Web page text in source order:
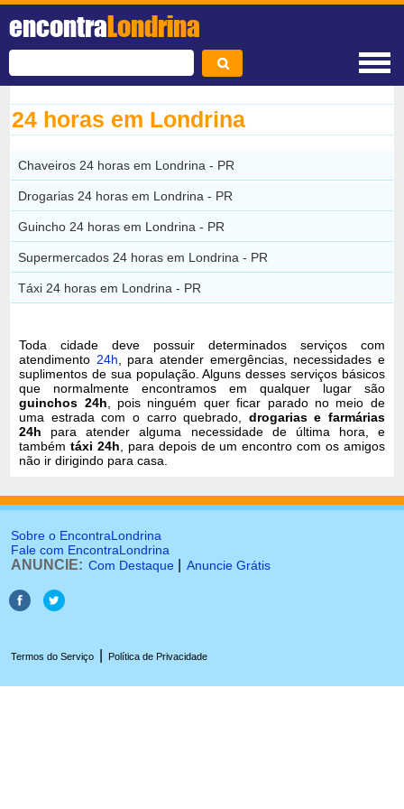
encontraLondrina
24 horas em Londrina
Chaveiros 24 horas em Londrina - PR
Drogarias 24 horas em Londrina - PR
Guincho 24 horas em Londrina - PR
Supermercados 24 horas em Londrina - PR
Táxi 24 horas em Londrina - PR
Toda cidade deve possuir determinados serviços com
atendimento 24h , para atender emergências, necessidades e
suplimentos de sua população. Alguns desses serviços básicos
que normalmente encontramos em qualquer lugar são
guinchos 24h , pois ninguém quer ficar parado no meio de
uma estrada com o carro quebrado, drogarias e farmárias
24h para atender alguma necessidade de última hora, e
tambémtáxi 24h , para depois de um encontro com os amigos
não ir dirigindo para casa.
Sobre o EncontraLondrina
Fale com EncontraLondrina
ANUNCIE: Com Destaque Anuncie Grátis
Termos do Serviço Política de Privacidade